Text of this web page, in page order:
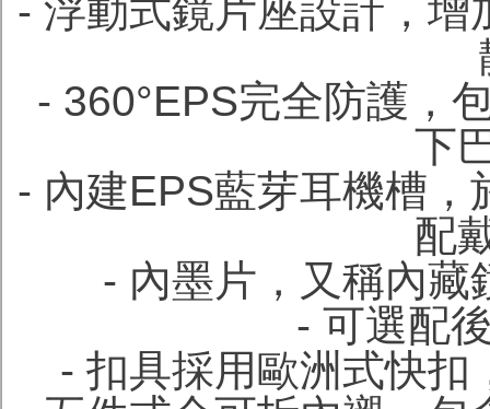
- 浮動式鏡片座設計，
- 360°EPS完全防護，
下
- 內建EPS藍芽耳機槽
配
- 內墨片，又稱內藏
- 可選配
- 扣具採用歐洲式快扣